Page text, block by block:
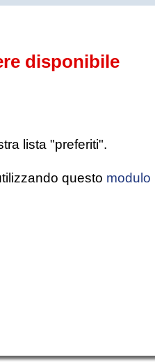
disponibile
lista "preferiti".
questo modulo